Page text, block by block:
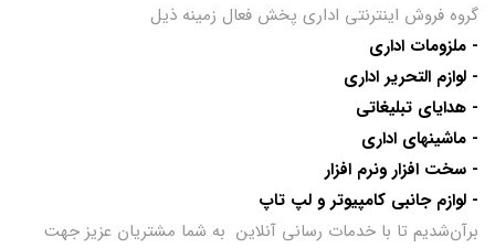
گروه فروش اینترنتی اداری پخش فعال زمینه ذیل
- ملزومات اداری
- لوازم التحریر اداری
- هدایای تبلیغاتی
- ماشینهای اداری
- سخت افزار ونرم افزار
- لوازم جانبی کامپیوتر و لپ تاپ
برآن‌شدیم تا با خدمات رسانی آنلاین به شما مشتریان عزیز جهت